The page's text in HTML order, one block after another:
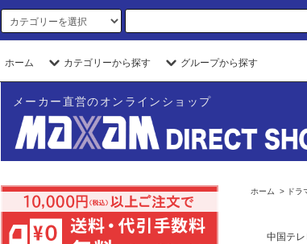
ホーム カテゴリーから探す グループから探す
メーカー直営のオンラインショップ
ホーム > ドラ
中国テ